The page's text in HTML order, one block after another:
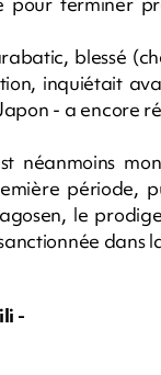
blessé
inquiétait
- a encore
néanmoins
période,
le
dans
-